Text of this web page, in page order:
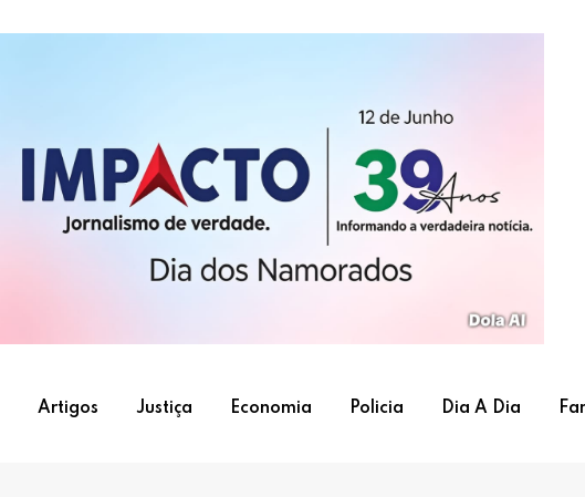
Artigos Justiça Economia Policia Dia A Dia